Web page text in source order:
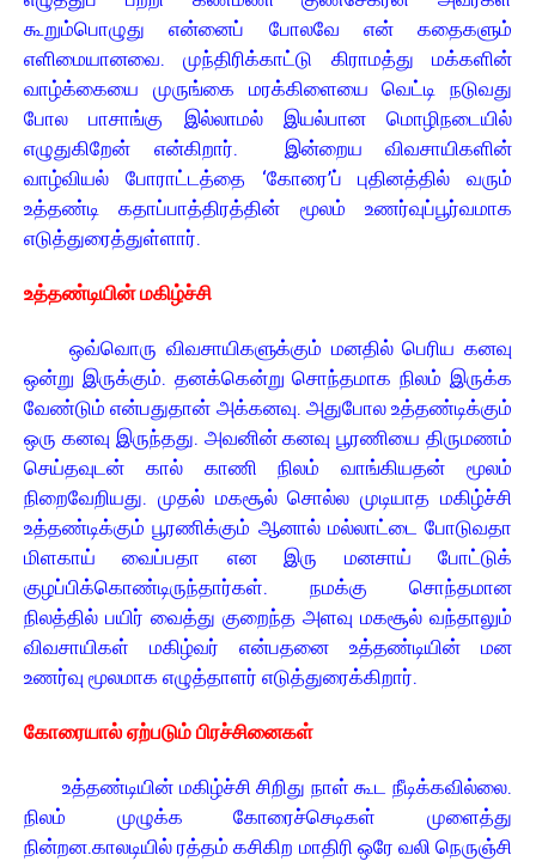
கூறும்பொழுது என்னைப் போலவே என் கதைகளும்
எளிமையானவை. முந்திரிக்காட்டு கிராமத்து மக்களின்
வாழ்க்கையை முருங்கை மரக்கிளையை வெட்டி நடுவது
போல பாசாங்கு இல்லாமல் இயல்பான மொழிநடையில்
எழுதுகிறேன் என்கிறார். இன்றைய விவசாயிகளின்
வாழ்வியல் போராட்டத்தை ‘கோரை’ப் புதினத்தில் வரும்
உத்தண்டி கதாப்பாத்திரத்தின் மூலம் உணர்வுப்பூர்வமாக
எடுத்துரைத்துள்ளார்.
உத்தண்டியின் மகிழ்ச்சி
ஒவ்வொரு விவசாயிகளுக்கும் மனதில் பெரிய கனவு
ஒன்று இருக்கும். தனக்கென்று சொந்தமாக நிலம் இருக்க
வேண்டும் என்பதுதான் அக்கனவு. அதுபோல உத்தண்டிக்கும்
ஒரு கனவு இருந்தது. அவனின் கனவு பூரணியை திருமணம்
செய்தவுடன் கால் காணி நிலம் வாங்கியதன் மூலம்
நிறைவேறியது. முதல் மகசூல் சொல்ல முடியாத மகிழ்ச்சி
உத்தண்டிக்கும் பூரணிக்கும் ஆனால் மல்லாட்டை போடுவதா
மிளகாய் வைப்பதா என இரு மனசாய் போட்டுக்
குழப்பிக்கொண்டிருந்தார்கள். நமக்கு சொந்தமான
நிலத்தில் பயிர் வைத்து குறைந்த அளவு மகசூல் வந்தாலும்
விவசாயிகள் மகிழ்வர் என்பதனை உத்தண்டியின் மன
உணர்வு மூலமாக எழுத்தாளர் எடுத்துரைக்கிறார்.
கோரையால் ஏற்படும் பிரச்சினைகள்
உத்தண்டியின் மகிழ்ச்சி சிறிது நாள் கூட நீடிக்கவில்லை.
நிலம் முழுக்க கோரைச்செடிகள் முளைத்து
நின்றன.காலடியில் ரத்தம் கசிகிற மாதிரி ஒரே வலி நெருஞ்சி